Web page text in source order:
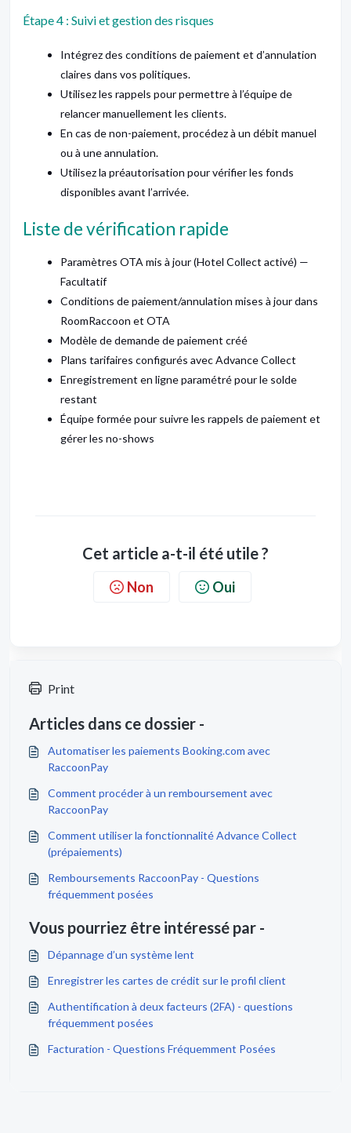
Étape 4 : Suivi et gestion des risques
Intégrez des conditions de paiement et d’annulation
claires dans vos politiques.
Utilisez les rappels pour permettre à l’équipe de
relancer manuellement les clients.
En cas de non-paiement, procédez à un débit manuel
ou à une annulation.
Utilisez la préautorisation pour vérifier les fonds
disponibles avant l’arrivée.
Liste de vérification rapide
Paramètres OTA mis à jour (Hotel Collect activé) —
Facultatif
Conditions de paiement/annulation mises à jour dans
RoomRaccoon et OTA
Modèle de demande de paiement créé
Plans tarifaires configurés avec Advance Collect
Enregistrement en ligne paramétré pour le solde
restant
Équipe formée pour suivre les rappels de paiement et
gérer les no-shows
Cet article a-t-il été utile ?
Non Oui
Print
Articles dans ce dossier -
Automatiser les paiements Booking.com avec
RaccoonPay
Comment procéder à un remboursement avec
RaccoonPay
Comment utiliser la fonctionnalité Advance Collect
(prépaiements)
Remboursements RaccoonPay - Questions
fréquemment posées
Vous pourriez être intéressé par -
Dépannage d’un système lent
Enregistrer les cartes de crédit sur le profil client
Authentification à deux facteurs (2FA) - questions
fréquemment posées
Facturation - Questions Fréquemment Posées